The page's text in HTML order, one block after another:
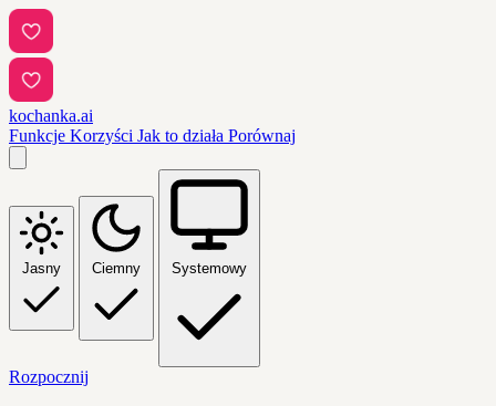
kochanka.ai
Funkcje Korzyści Jak to działa Porównaj
Jasny Ciemny Systemowy
Rozpocznij